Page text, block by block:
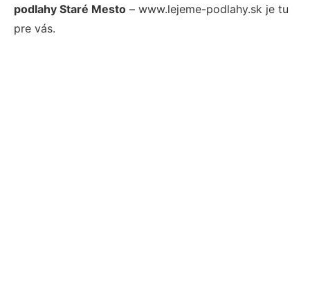
podlahy Staré Mesto – www.lejeme-podlahy.sk je tu
pre vás.